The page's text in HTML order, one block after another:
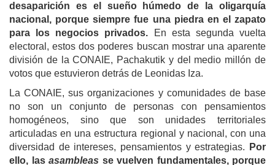
desaparición es el sueño húmedo de la oligarquía
nacional, porque siempre fue una piedra en el zapato
para los negocios privados. En esta segunda vuelta
electoral, estos dos poderes buscan mostrar una aparente
división de la CONAIE, Pachakutik y del medio millón de
votos que estuvieron detrás de Leonidas Iza.
La CONAIE, sus organizaciones y comunidades de base
no son un conjunto de personas con pensamientos
homogéneos, sino que son unidades territoriales
articuladas en una estructura regional y nacional, con una
diversidad de intereses, pensamientos y estrategias.
Por
ello, las asambleas se vuelven fundamentales, porque